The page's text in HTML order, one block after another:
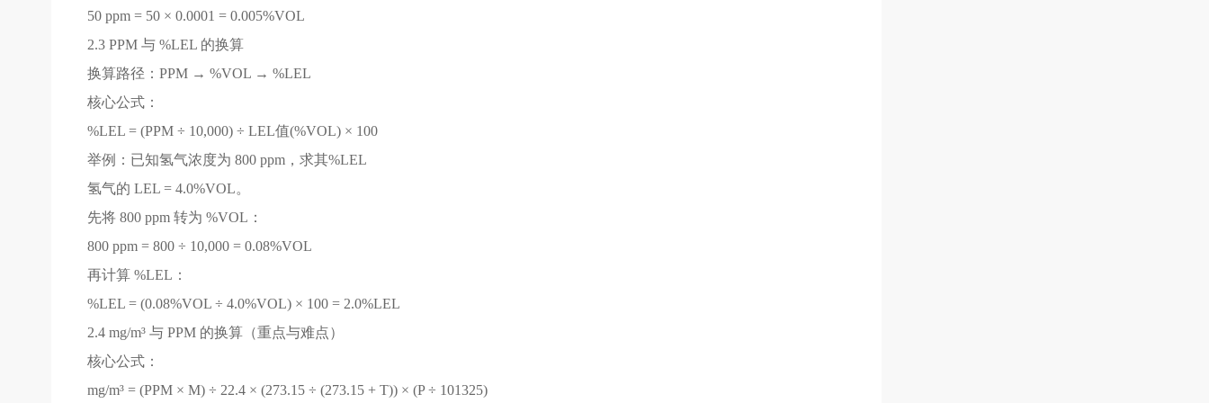
50 ppm = 50 × 0.0001 = 0.005%VOL
2.3 PPM 与 %LEL 的换算
换算路径：PPM → %VOL → %LEL
核心公式：
%LEL = (PPM ÷ 10,000) ÷ LEL值(%VOL) × 100
举例：已知氢气浓度为 800 ppm，求其%LEL
氢气的 LEL = 4.0%VOL。
先将 800 ppm 转为 %VOL：
800 ppm = 800 ÷ 10,000 = 0.08%VOL
再计算 %LEL：
%LEL = (0.08%VOL ÷ 4.0%VOL) × 100 = 2.0%LEL
2.4 mg/m³ 与 PPM 的换算（重点与难点）
核心公式：
mg/m³ = (PPM × M) ÷ 22.4 × (273.15 ÷ (273.15 + T)) × (P ÷ 101325)